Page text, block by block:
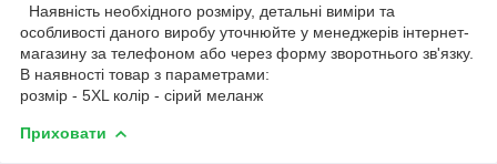
Наявність необхідного розміру, детальні виміри та
особливості даного виробу уточнюйте у менеджерів інтернет-
магазину за телефоном або через форму зворотнього зв'язку.
В наявності товар з параметрами:
розмір - 5XL колір - сірий меланж
Приховати